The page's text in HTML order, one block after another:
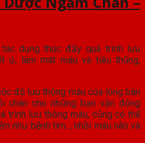
dụng thúc đẩy quá trình lưu
ứ, làm mát máu và tiêu thũng,
độ lưu thông máu của lòng bàn
chân cho những bạn vận động
trình lưu thông máu, cũng có thể
như bệnh tim. , nhồi máu não và